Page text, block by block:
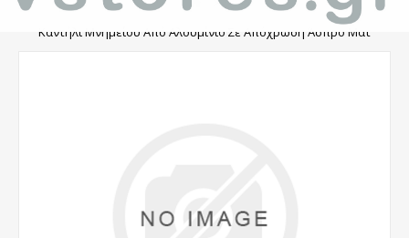
Καντήλι Μνημείου Από Αλουμίνιο Σε Απόχρωση Άσπρο Ματ